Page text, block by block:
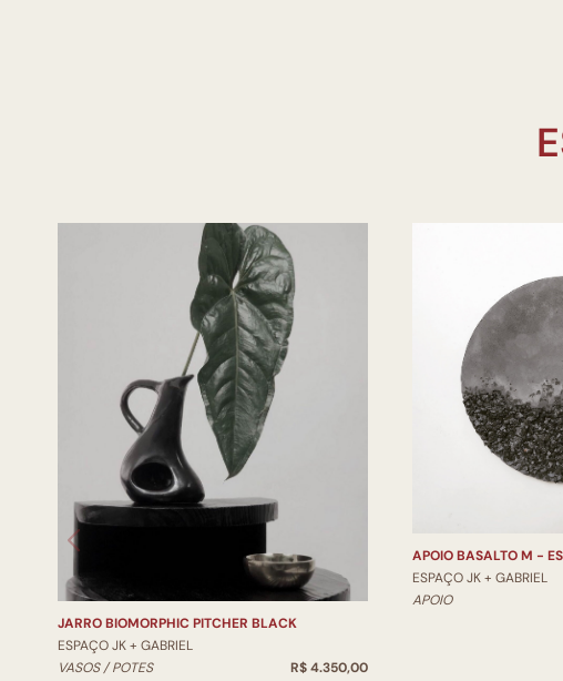
JARRO BIOMORPHIC PITCHER BLACK
ESPAÇO JK + GABRIEL
VASOS / POTES
R$ 4.350,00
APOIO BASALTO M -
ESPAÇO JK + GABRIEL
APOIO